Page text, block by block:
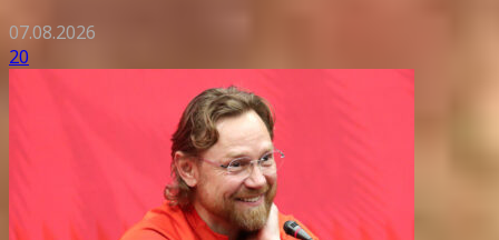
07.08.2026
20